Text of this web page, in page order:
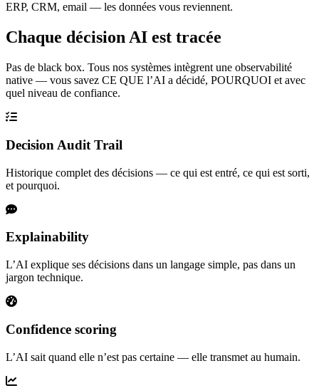
ERP, CRM, email — les données vous reviennent.
Chaque décision AI est tracée
Pas de black box. Tous nos systèmes intègrent une observabilité
native — vous savez CE QUE l’AI a décidé, POURQUOI et avec
quel niveau de confiance.
Decision Audit Trail
Historique complet des décisions — ce qui est entré, ce qui est sorti,
et pourquoi.
Explainability
L’AI explique ses décisions dans un langage simple, pas dans un
jargon technique.
Confidence scoring
L’AI sait quand elle n’est pas certaine — elle transmet au humain.